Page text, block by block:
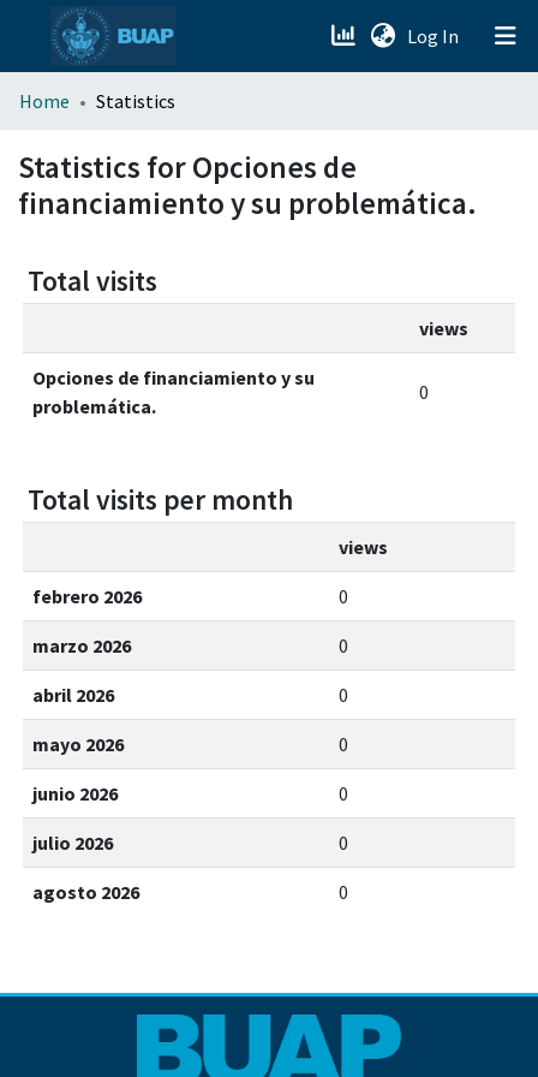
Log In (current)
menu.section.about_menu
All of DSpace
Home Statistics
Statistics for Opciones de
financiamiento y su problemática.
Total visits
views
Opciones de financiamiento y su
problemática.
0
Total visits per month
views
febrero 2026 0
marzo 2026 0
abril 2026 0
mayo 2026 0
junio 2026 0
julio 2026 0
agosto 2026 0